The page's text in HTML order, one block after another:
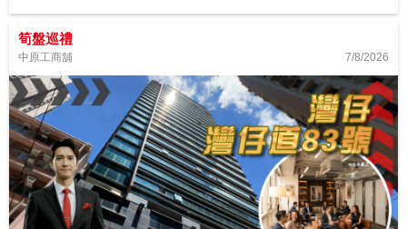
筍盤巡禮
中原工商舖 7/8/2026